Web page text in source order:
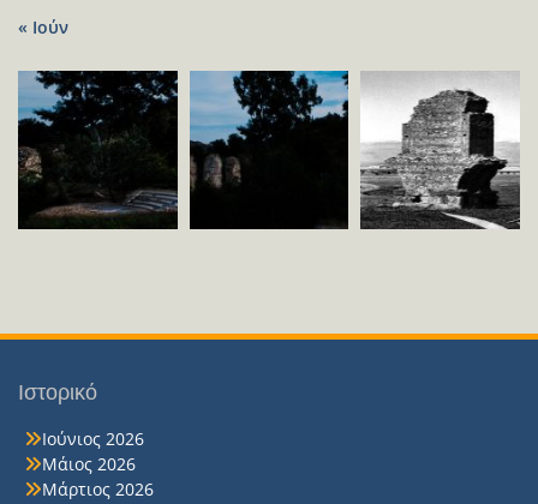
« Ιούν
Ιστορικό
Ιούνιος 2026
Μάιος 2026
Μάρτιος 2026